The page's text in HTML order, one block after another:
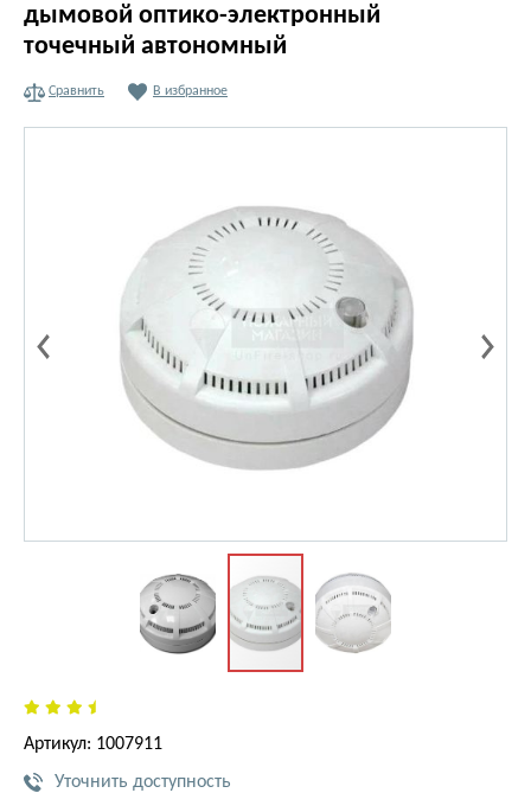
дымовой оптико-электронный
точечный автономный
Сравнить В избранное
Артикул: 1007911
Уточнить доступность